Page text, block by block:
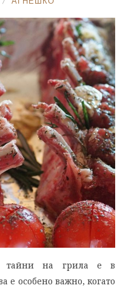
тайни на грила е в
е особено важно, когато